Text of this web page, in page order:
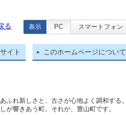
る 表示 PC スマートフォン
イト このホームページについて
ふれ新しさと、古さが心地よく調和する。
が響きあう町。それが、豊山町です。